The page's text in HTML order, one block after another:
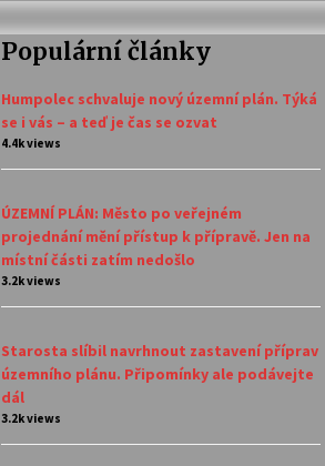
Populární články
Humpolec schvaluje nový územní plán. Týká
se i vás – a teď je čas se ozvat
4.4k views
ÚZEMNÍ PLÁN: Město po veřejném
projednání mění přístup k přípravě. Jen na
místní části zatím nedošlo
3.2k views
Starosta slíbil navrhnout zastavení příprav
územního plánu. Připomínky ale podávejte
dál
3.2k views